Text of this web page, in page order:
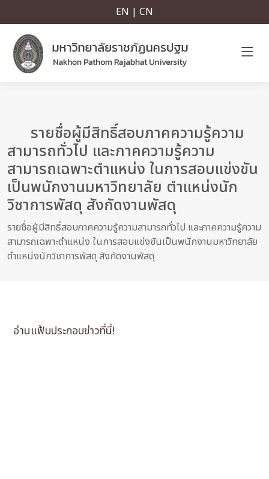
EN | CN
รายชื่อผู้มีสิทธิ์สอบภาคความรู้ความ
สามารถทั่วไป และภาคความรู้ความ
สามารถเฉพาะตำแหน่ง ในการสอบแข่งขัน
เป็นพนักงานมหาวิทยาลัย ตำแหน่งนัก
วิชาการพัสดุ สังกัดงานพัสดุ
รายชื่อผู้มีสิทธิ์สอบภาคความรู้ความสามารถทั่วไป และภาคความรู้ความ
สามารถเฉพาะตำแหน่ง ในการสอบแข่งขันเป็นพนักงานมหาวิทยาลัย
ตำแหน่งนักวิชาการพัสดุ สังกัดงานพัสดุ
อ่านแฟ้มประกอบข่าวที่นี่!